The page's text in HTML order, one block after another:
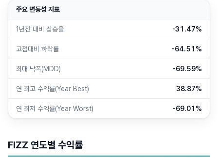
주요 변동성 지표
1년전 대비 상승율 -31.47%
고점대비 하락률 -64.51%
최대 낙폭(MDD) -69.59%
연 최고 수익률(Year Best) 38.87%
연 최저 수익률(Year Worst) -69.01%
FIZZ 연도별 수익률